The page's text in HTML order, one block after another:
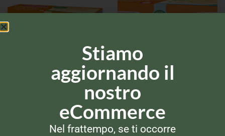
Plasmon Omogeneizzato alla
frutta Albicocca-Banana-
Mela 2x104gr
Plasmon Omogeneizzato di
Pesce – Spigola – 2 vasetti
Stiamo
aggiornando il
nostro
eCommerce
Nel frattempo, se ti occorre